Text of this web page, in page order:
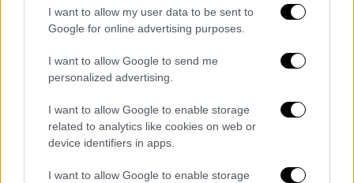
I want to allow my user data to be sent to
Google for online advertising purposes.
I want to allow Google to send me
personalized advertising.
I want to allow Google to enable storage
related to analytics like cookies on web or
device identifiers in apps.
I want to allow Google to enable storage